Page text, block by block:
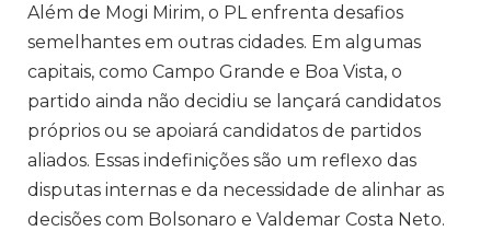
Além de Mogi Mirim, o PL enfrenta desafios
semelhantes em outras cidades. Em algumas
capitais, como Campo Grande e Boa Vista, o
partido ainda não decidiu se lançará candidatos
próprios ou se apoiará candidatos de partidos
aliados. Essas indefinições são um reflexo das
disputas internas e da necessidade de alinhar as
decisões com Bolsonaro e Valdemar Costa Neto.